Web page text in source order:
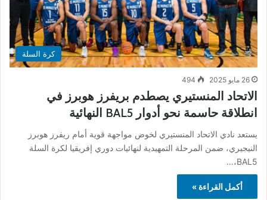
كرة السلة
26 مايو 2025 494
الاتحاد المنستيري يصطدم بريفرز هوبرز في
انطلاقة حاسمة نحو أدوار BAL5 النهائية
يستعد نادي الاتحاد المنستيري لخوض مواجهة قوية أمام ريفرز هوبرز
النيجيري، ضمن المرحلة التمهيدية لنهائيات دوري إفريقيا لكرة السلة
BAL5،…
أكمل القراءة »